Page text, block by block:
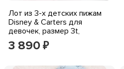
Лот из 3-х детских пижам
Disney & Carters для
девочек, размер 3t,
Розовые принцессы и пони
3 890 ₽